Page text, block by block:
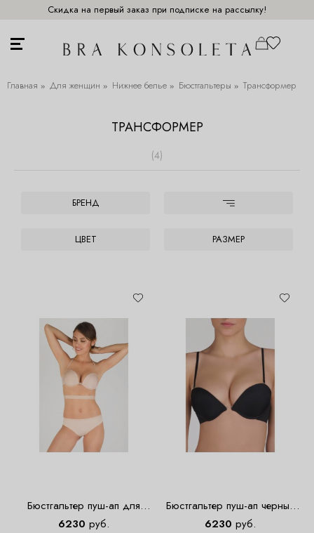
Скидка на первый заказ при подписке на рассылку!
Главная Для женщин Нижнее белье Бюстгальтеры Трансформер
ТРАНСФОРМЕР
(4)
БРЕНД
ЦВЕТ РАЗМЕР
Бюстгальтер пуш-ап для
глубокого декольте бежевый
6230 руб.
Бюстгальтер пуш-ап черный
для глубокого декольте
6230 руб.